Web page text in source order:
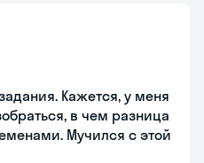
Кажется, у меня
в чем разница
Мучился с этой